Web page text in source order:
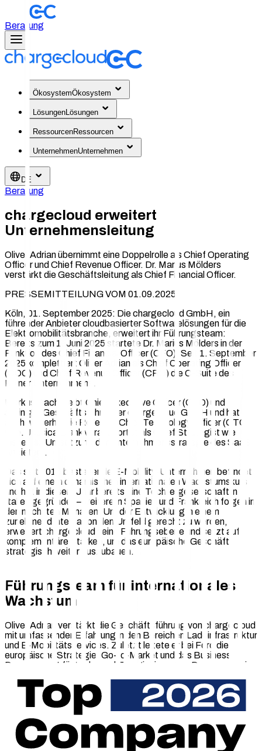
Beratung
ÖkosystemÖkosystem
LösungenLösungen
RessourcenRessourcen
UnternehmenUnternehmen
DE
Beratung
chargecloud erweitert
Unternehmensleitung
Oliver Adrian übernimmt eine Doppelrolle als Chief Operating
Officer und Chief Revenue Officer. Dr. Marius Mölders
verstärkt die Geschäftsleitung als Chief Financial Officer.
PRESSEMITTEILUNG VOM 01.09.2025
Köln, 01. September 2025: Die chargecloud GmbH, ein
führender Anbieter cloudbasierter Softwarelösungen für die
Elektromobilitätsbranche, erweitert ihr Führungsteam:
Bereits zum 1. Juni 2025 startete Dr. Marius Mölders in der
Funktion des Chief Financial Officer (CFO). Seit 1. September
2025 komplettiert Oliver Adrian als Chief Operating Officer
(COO) und Chief Revenue Officer (CRO) die C-Suite des
Kölner Unternehmens.
Markus Bach bleibt Chief Executive Officer (CEO) und
alleiniger Geschäftsführer der chargecloud GmbH und hat
auch weiterhin die Rolle des Chief Technology Officer (CTO)
inne. Jessica Blank verantwortet als Chief Strategist wie
bisher die Umsetzung der Unternehmensstrategie des SaaS-
Anbieters.
Das seit 2016 bestehende E-Mobility-Unternehmen befindet
sich auf einem dynamischen internationalen Wachstumskurs
und hat in diesem Jahr bereits eine Tochtergesellschaft in
Italien gegründet – weitere in Spanien und Frankreich folgen in
den nächsten Monaten. Um der Entwicklung in einem
zunehmend internationalen Umfeld gerecht zu werden,
erweitert chargecloud seine Führungsebene und setzt auf
komplementäre Stärken, um das europäische Geschäft
strategisch weiter auszubauen.
Führungsteam für internationales
Wachstum
Oliver Adrian verstärkt die Geschäftsführung von chargecloud
mit umfassender Erfahrung in den Bereichen Ladeinfrastruktur
und E-Mobilitätsservices. Zuletzt leitete er bei Ford die
europäische Strategie, Go-to-Market und das Business
Development für Lade- und Energielösungen. Davor war er in
Vice President und Interim CEO North America die weitere
Expansion des Unternehmens im US-Markt verantwortete.
Mit seiner langjährigen Erfahrung in der Skalierung
internationaler Geschäftsmodelle, im Aufbau strategischer
Partnerschaften sowie in der Entwicklung innovativer Go-to-
Market-Strategien wird er maßgeblich zur weiteren
Internationalisierung und operativen Exzellenz von